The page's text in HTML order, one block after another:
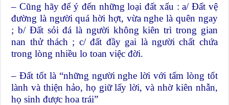
– Cũng hãy để ý đến những loại đất xấu : a/ Đất vệ
đường là người quá hời hợt, vừa nghe là quên ngay
; b/ Đất sỏi đá là người không kiên trì trong gian
nan thử thách ; c/ đất đầy gai là người chất chứa
trong lòng nhiều lo toan việc đời.
– Đất tốt là “những người nghe lời với tấm lòng tốt
lành và thiện hảo, họ giữ lấy lời, và nhờ kiên nhẫn,
họ sinh được hoa trái”